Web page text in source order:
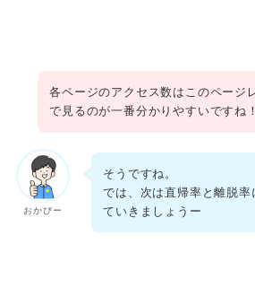
各ページのアクセス数はこのページ
で見るのが一番分かりやすいですね！
おかぴー
そうですね。
では、次は直帰率と離脱
ていきましょうー